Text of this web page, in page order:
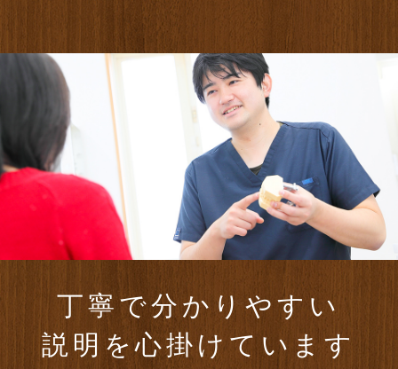
丁寧で分かりやすい
説明を心掛けています